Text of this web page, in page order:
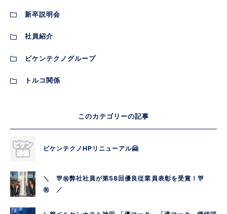
新卒説明会
社員紹介
ビケンテクノグループ
トルコ関係
このカテゴリーの記事
ビケンテクノHPリニューアル🤗
＼ 🎊㊗弊社社員が第58回優良従業員表彰を受賞！🎊
㊗ ／